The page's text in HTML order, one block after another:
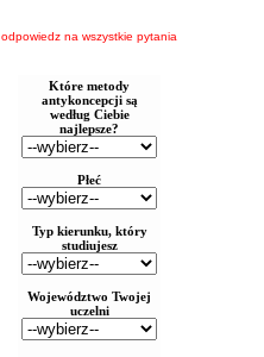
odpowiedz na wszystkie pytania